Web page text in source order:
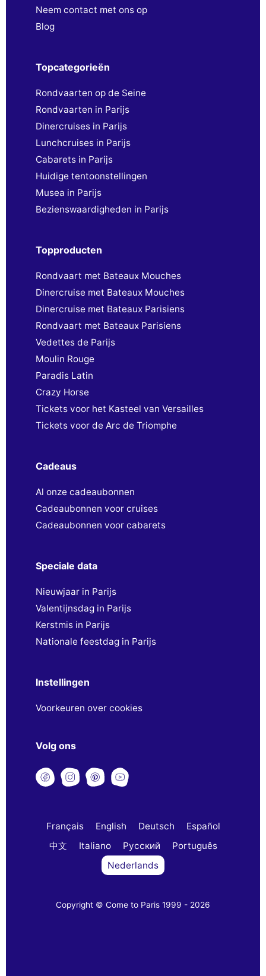
Neem contact met ons op
Blog
Topcategorieën
Rondvaarten op de Seine
Rondvaarten in Parijs
Dinercruises in Parijs
Lunchcruises in Parijs
Cabarets in Parijs
Huidige tentoonstellingen
Musea in Parijs
Bezienswaardigheden in Parijs
Topproducten
Rondvaart met Bateaux Mouches
Dinercruise met Bateaux Mouches
Dinercruise met Bateaux Parisiens
Rondvaart met Bateaux Parisiens
Vedettes de Parijs
Moulin Rouge
Paradis Latin
Crazy Horse
Tickets voor het Kasteel van Versailles
Tickets voor de Arc de Triomphe
Cadeaus
Al onze cadeaubonnen
Cadeaubonnen voor cruises
Cadeaubonnen voor cabarets
Speciale data
Nieuwjaar in Parijs
Valentijnsdag in Parijs
Kerstmis in Parijs
Nationale feestdag in Parijs
Instellingen
Voorkeuren over cookies
Volg ons
Français English Deutsch
Español
中文
Italiano Русский
Português
Nederlands
Copyright © Come to Paris 1999 - 2026